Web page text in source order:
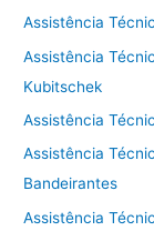
Assistência
Assistência
Kubitschek
Assistência
Assistência
Bandeirantes
Assistência